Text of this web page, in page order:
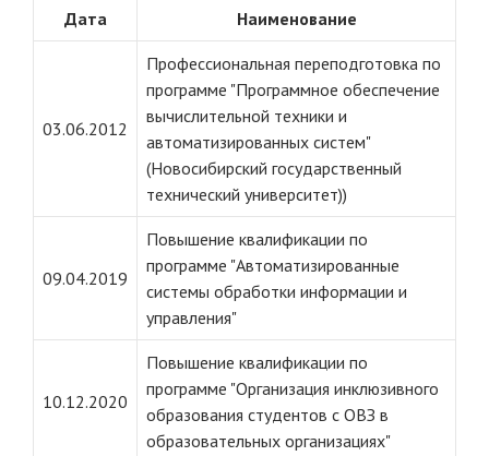
Дата Наименование
03.06.2012
Профессиональная переподготовка по
программе "Программное обеспечение
вычислительной техники и
автоматизированных систем"
(Новосибирский государственный
технический университет))
09.04.2019
Повышение квалификации по
программе "Автоматизированные
системы обработки информации и
управления"
10.12.2020
Повышение квалификации по
программе "Организация инклюзивного
образования студентов с ОВЗ в
образовательных организациях"